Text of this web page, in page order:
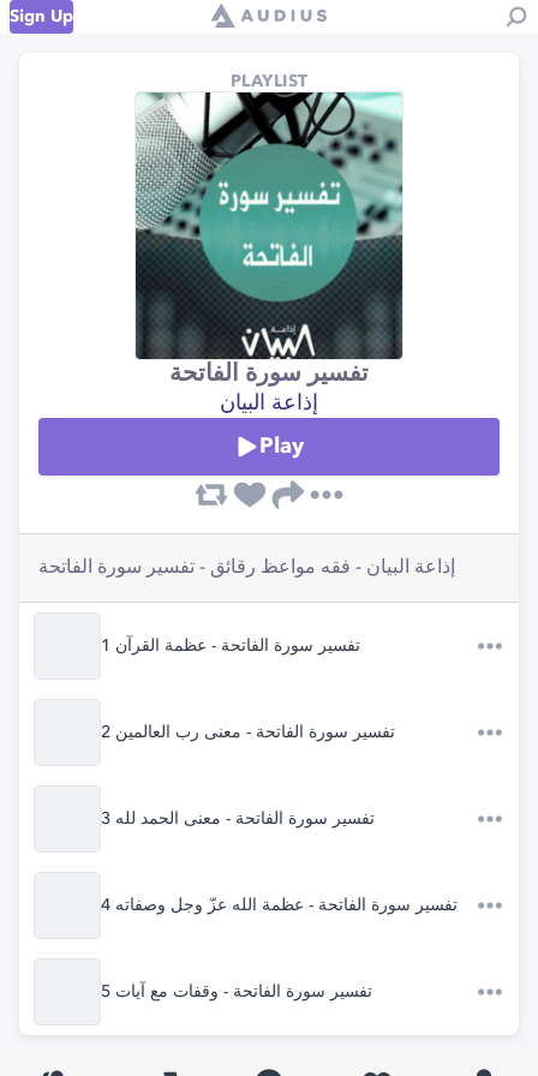
Sign Up
PLAYLIST
تفسير سورة الفاتحة
إذاعة البيان
Play
إذاعة البيان - فقه مواعظ رقائق - تفسير سورة الفاتحة
1 تفسير سورة الفاتحة - عظمة القرآن
2 تفسير سورة الفاتحة - معنى رب العالمين
3 تفسير سورة الفاتحة - معنى الحمد لله
4 تفسير سورة الفاتحة - عظمة الله عزّ وجل وصفاته
5 تفسير سورة الفاتحة - وقفات مع آيات